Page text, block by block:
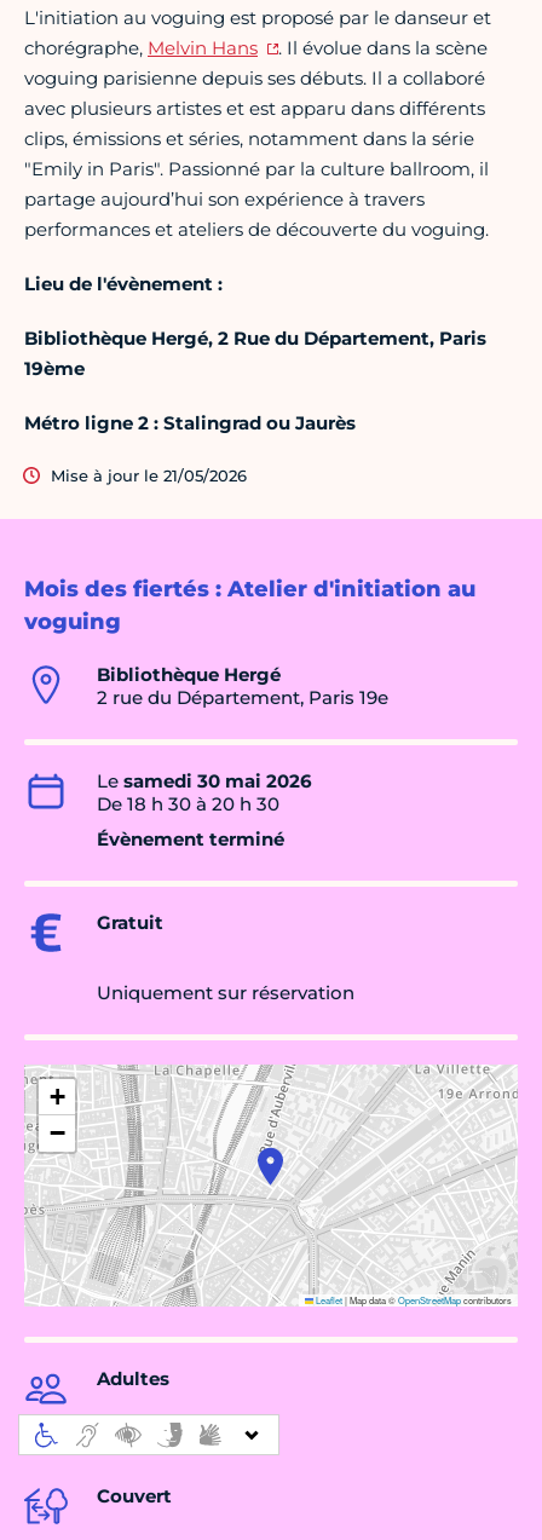
Mois des fiertés : Atelier d'initiation au
voguing
Bibliothèque Hergé
2 rue du Département, Paris 19e
Le samedi 30 mai 2026
De 18 h 30 à 20 h 30
Évènement terminé
Gratuit
Uniquement sur réservation
+
−
Leaflet|Map data ©OpenStreetMapcontributors
Adultes
Couvert
L'initiation au voguing est proposé par le danseur et
chorégraphe, Melvin Hans
. Il évolue dans la scène
voguing parisienne depuis ses débuts. Il a collaboré
avec plusieurs artistes et est apparu dans différents
clips, émissions et séries, notamment dans la série
"Emily in Paris". Passionné par la culture ballroom, il
partage aujourd’hui son expérience à travers
performances et ateliers de découverte du voguing.
Lieu de l'évènement :
Bibliothèque Hergé, 2 Rue du Département, Paris
19ème
Métro ligne 2 : Stalingrad ou Jaurès
Mise à jour le 21/05/2026